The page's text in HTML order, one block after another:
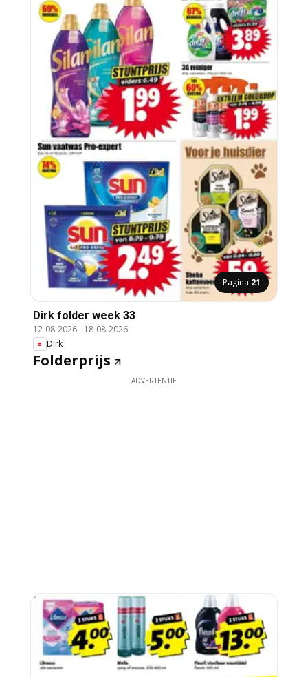
Pagina 21
Dirk folder week 33
12-08-2026- 18-08-2026
Dirk
Folderprijs
ADVERTENTIE